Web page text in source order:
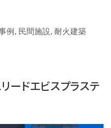
例 , 民間施設, 耐火建築
ードエビスプラステ